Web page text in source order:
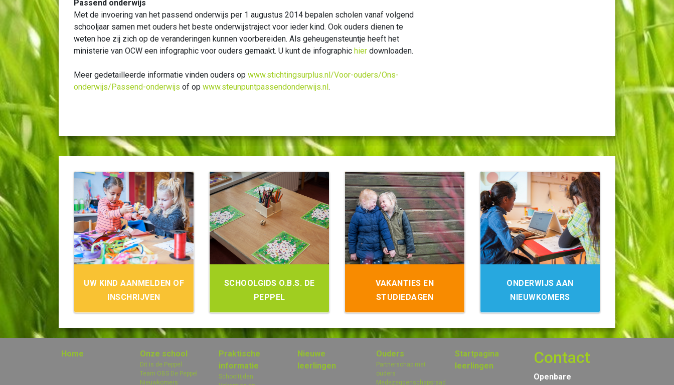
Passend onderwijs
Met de invoering van het passend onderwijs per 1 augustus 2014 bepalen scholen vanaf volgend
schooljaar samen met ouders het beste onderwijstraject voor ieder kind. Ook ouders dienen te
weten hoe zij zich op de veranderingen kunnen voorbereiden. Als geheugensteuntje heeft het
ministerie van OCW een infographic voor ouders gemaakt. U kunt de infographic hier downloaden.
Meer gedetailleerde informatie vinden ouders op www.stichtingsurplus.nl/Voor-ouders/Ons-
onderwijs/Passend-onderwijs of op www.steunpuntpassendonderwijs.nl.
UW KIND AANMELDEN OF
INSCHRIJVEN
SCHOOLGIDS O.B.S. DE
PEPPEL
VAKANTIES EN
STUDIEDAGEN
ONDERWIJS AAN
NIEUWKOMERS
Home Onze school
Dit is de Peppel
Team OBS De Peppel
Nieuwkomers
Praktische
informatie
Schooltijden
Nieuwe
leerlingen
Ouders
Partnerschap met
ouders
Medezeggenschapsraad
Startpagina
leerlingen
Contact
Openbare